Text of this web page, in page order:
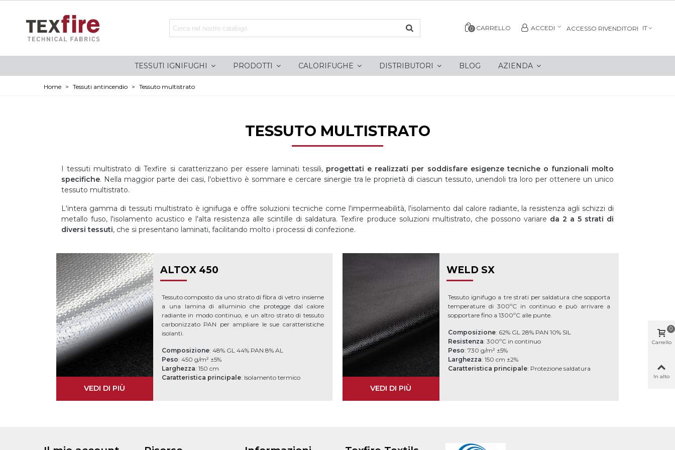
0 CARRELLO ACCEDI ACCESSO RIVENDITORI IT
TESSUTI IGNIFUGHI PRODOTTI CALORIFUGHE DISTRIBUTORI BLOG AZIENDA
Home > Tessuti antincendio > Tessuto multistrato
TESSUTO MULTISTRATO
I tessuti multistrato di Texfire si caratterizzano per essere laminati tessili, progettati e realizzati per soddisfare esigenze tecniche o funzionali molto
specifiche. Nella maggior parte dei casi, l'obiettivo è sommare e cercare sinergie tra le proprietà di ciascun tessuto, unendoli tra loro per ottenere un unico
tessuto multistrato.
L'intera gamma di tessuti multistrato è ignifuga e offre soluzioni tecniche come l'impermeabilità, l'isolamento dal calore radiante, la resistenza agli schizzi di
metallo fuso, l'isolamento acustico e l'alta resistenza alle scintille di saldatura. Texfire produce soluzioni multistrato, che possono variare da 2 a 5 strati di
diversi tessuti, che si presentano laminati, facilitando molto i processi di confezione.
VEDI DI PIÙ
ALTOX 450
Tessuto composto da uno strato di fibra di vetro insieme
a una lamina di alluminio che protegge dal calore
radiante in modo continuo, e un altro strato di tessuto
carbonizzato PAN per ampliare le sue caratteristiche
isolanti.
Composizione: 48% GL 44% PAN 8% AL
Peso: 450 g/m² ±5%
Larghezza: 150 cm
Caratteristica principale: Isolamento termico
VEDI DI PIÙ
WELD SX
Tessuto ignifugo a tre strati per saldatura che sopporta
temperature di 300ºC in continuo e può arrivare a
sopportare fino a 1300ºC alle punte.
Composizione: 62% GL 28% PAN 10% SIL
Resistenza: 300ºC in continuo
Peso: 730 g/m² ±5%
Larghezza: 150 cm ±2%
Caratteristica principale: Protezione saldatura
Carrello
0
In alto